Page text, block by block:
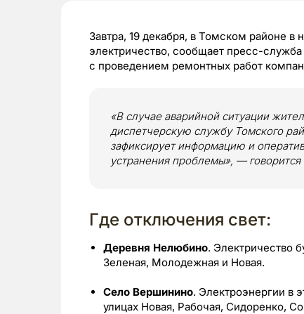
Завтра, 19 декабря, в Томском районе в
электричество, сообщает пресс-
с проведением ремонтных работ
«В случае аварийной ситуации
диспетчерскую службу Томского
зафиксирует информацию и
устранения проблемы», —
Где отключения свет:
Деревня Нелюбино. Электричество
Зеленая, Молодежная и Новая.
Село Вершинино. Электроэнергии в
улицах Новая, Рабочая, Сидоренко,